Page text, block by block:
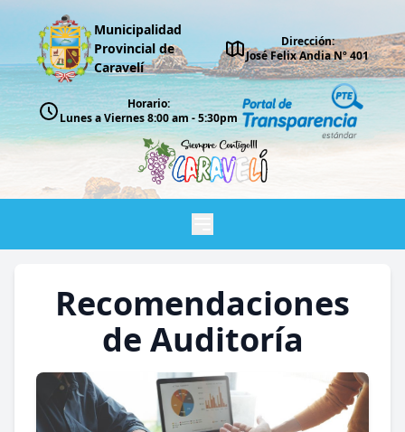
Municipalidad
Provincial de
Caravelí
Dirección:
José Felix Andia Nº 401
Horario:
Lunes a Viernes 8:00 am - 5:30pm
Recomendaciones
de Auditoría